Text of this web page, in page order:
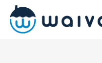
contenido